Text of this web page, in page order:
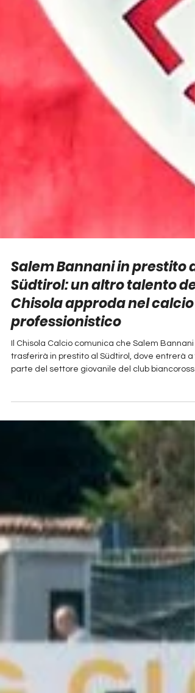
Salem Bannani in prestito al
Südtirol: un altro talento del
Chisola approda nel calcio
professionistico
Il Chisola Calcio comunica che Salem Bannani
del Chisola fin dalla categoria Esordienti. Nel
corso del suo percorso in biancoblù ha
dimostrato costanti qualità e una crescita
continua, arrivando anche a disputare alcune
gare con la formazione Under 17 da fuori